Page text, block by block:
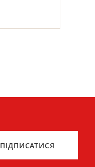
ПІДПИСАТИСЯ